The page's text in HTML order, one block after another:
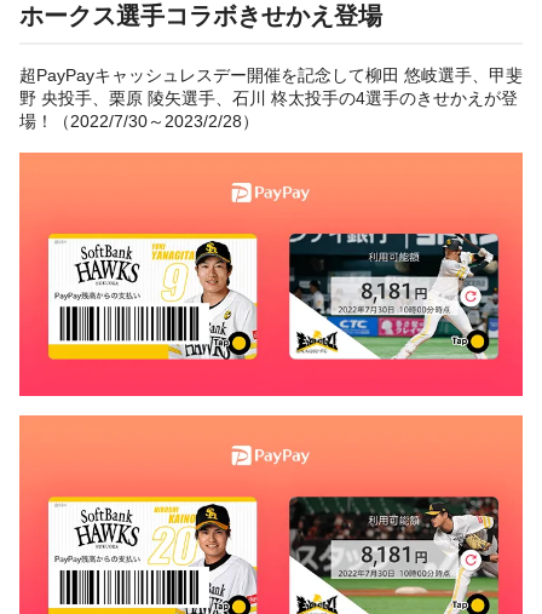
ホークス選手コラボきせかえ登場
超PayPayキャッシュレスデー開催を記念して柳田 悠岐選手、甲斐
野 央投手、栗原 陵矢選手、石川 柊太投手の4選手のきせかえが登
場！（2022/7/30～2023/2/28）